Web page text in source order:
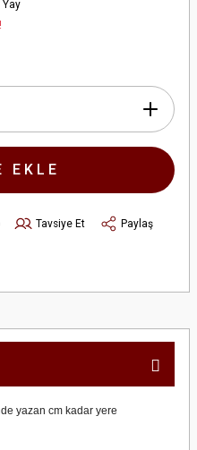
Yay
EKLE
Tavsiye Et
Paylaş
yazan cm kadar yere